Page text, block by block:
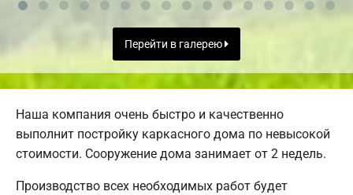
Перейти в галерею
Наша компания очень быстро и качественно
выполнит постройку каркасного дома по невысокой
стоимости. Сооружение дома занимает от 2 недель.
Производство всех необходимых работ будет